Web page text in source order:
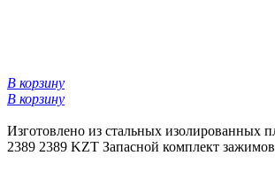
В корзину
В корзину
Изготовлено из стальных изолированных
2389 2389 KZT Запасной комплект